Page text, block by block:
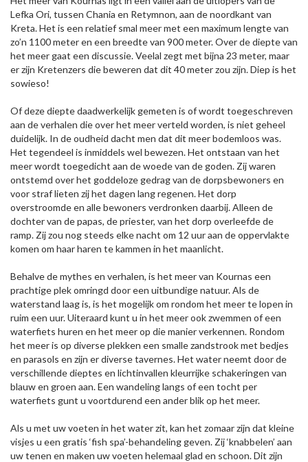
Lefka Ori, tussen Chania en Retymnon, aan de noordkant van
Kreta. Het is een relatief smal meer met een maximum lengte van
zo’n 1100 meter en een breedte van 900 meter. Over de diepte van
het meer gaat een discussie. Veelal zegt met bijna 23 meter, maar
er zijn Kretenzers die beweren dat dit 40 meter zou zijn. Diep is het
sowieso!
Of deze diepte daadwerkelijk gemeten is of wordt toegeschreven
aan de verhalen die over het meer verteld worden, is niet geheel
duidelijk. In de oudheid dacht men dat dit meer bodemloos was.
Het tegendeel is inmiddels wel bewezen. Het ontstaan van het
meer wordt toegedicht aan de woede van de goden. Zij waren
ontstemd over het goddeloze gedrag van de dorpsbewoners en
voor straf lieten zij het dagen lang regenen. Het dorp
overstroomde en alle bewoners verdronken daarbij. Alleen de
dochter van de papas, de priester, van het dorp overleefde de
ramp. Zij zou nog steeds elke nacht om 12 uur aan de oppervlakte
komen om haar haren te kammen in het maanlicht.
Behalve de mythes en verhalen, is het meer van Kournas een
prachtige plek omringd door een uitbundige natuur. Als de
waterstand laag is, is het mogelijk om rondom het meer te lopen in
ruim een uur. Uiteraard kunt u in het meer ook zwemmen of een
waterfiets huren en het meer op die manier verkennen. Rondom
het meer is op diverse plekken een smalle zandstrook met bedjes
en parasols en zijn er diverse tavernes. Het water neemt door de
verschillende dieptes en lichtinvallen kleurrijke schakeringen van
blauw en groen aan. Een wandeling langs of een tocht per
waterfiets gunt u voortdurend een ander blik op het meer.
Als u met uw voeten in het water zit, kan het zomaar zijn dat kleine
visjes u een gratis ‘fish spa’-behandeling geven. Zij ‘knabbelen’ aan
uw tenen en maken uw voeten helemaal glad en schoon. Dit zijn